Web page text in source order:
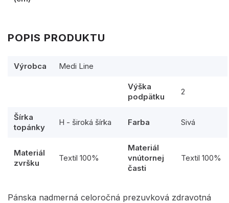
POPIS PRODUKTU
Výrobca Medi Line
Výška
podpätku
2
Šírka
topánky
H - široká šírka Farba Sivá
Materiál
zvršku
Textil 100%
Materiál
vnútornej
časti
Textil 100%
Pánska nadmerná celoročná prezuvková zdravotná